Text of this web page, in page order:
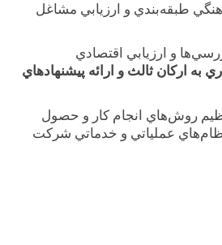
طبقه‌بندي و ارزيابي مشاغل
و ارزيابي اقتصادي
به اركان ثالث و ارائه پيشنهادهاي
روش‌هاي انجام كار و حصول
عملياتي و خدماتي شركت